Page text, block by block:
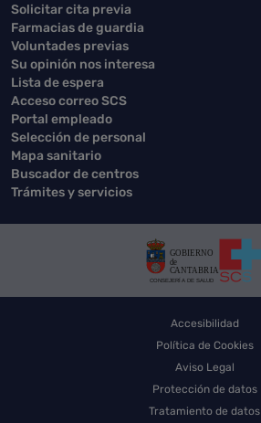
Solicitar cita previa
Farmacias de guardia
Voluntades previas
Su opinión nos interesa
Lista de espera
Acceso correo SCS
Portal empleado
Selección de personal
Mapa sanitario
Buscador de centros
Trámites y servicios
Accesibilidad
Política de Cookies
Aviso Legal
Protección de datos
Tratamiento de datos